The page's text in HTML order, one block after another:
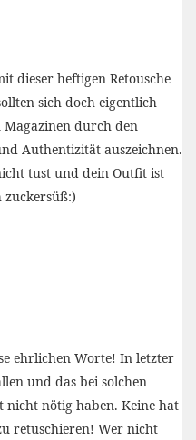
dieser heftigen Retousche
sich doch eigentlich
Magazinen durch den
Authentizität auszeichnen.
tust und dein Outfit ist
zuckersüß:)
ehrlichen Worte! In letzter
und das bei solchen
nicht nötig haben. Keine hat
retuschieren! Wer nicht